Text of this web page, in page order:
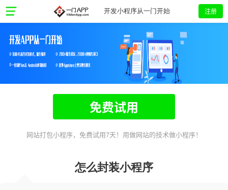
开发小程序从一门开始 注册
免费试用
网站打包小程序，免费试用7天！用做网站的技术做小程序！
怎么封装小程序